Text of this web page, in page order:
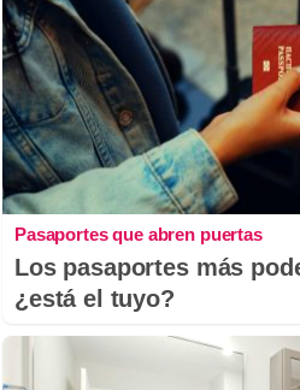
Pasaportes que abren puertas
Los pasaportes más
¿está el tuyo?